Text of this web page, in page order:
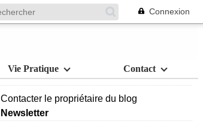
Connexion
Vie Pratique Contact
Contacter le propriétaire du blog
Newsletter